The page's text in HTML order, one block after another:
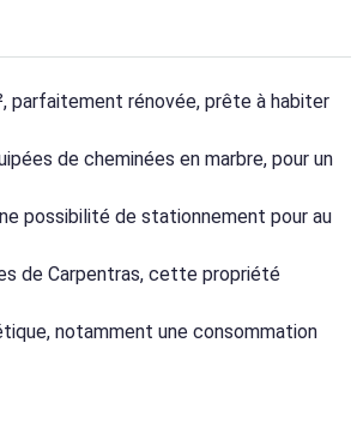
parfaitement rénovée, prête à habiter
de cheminées en marbre, pour un
possibilité de stationnement pour au
de Carpentras, cette propriété
notamment une consommation